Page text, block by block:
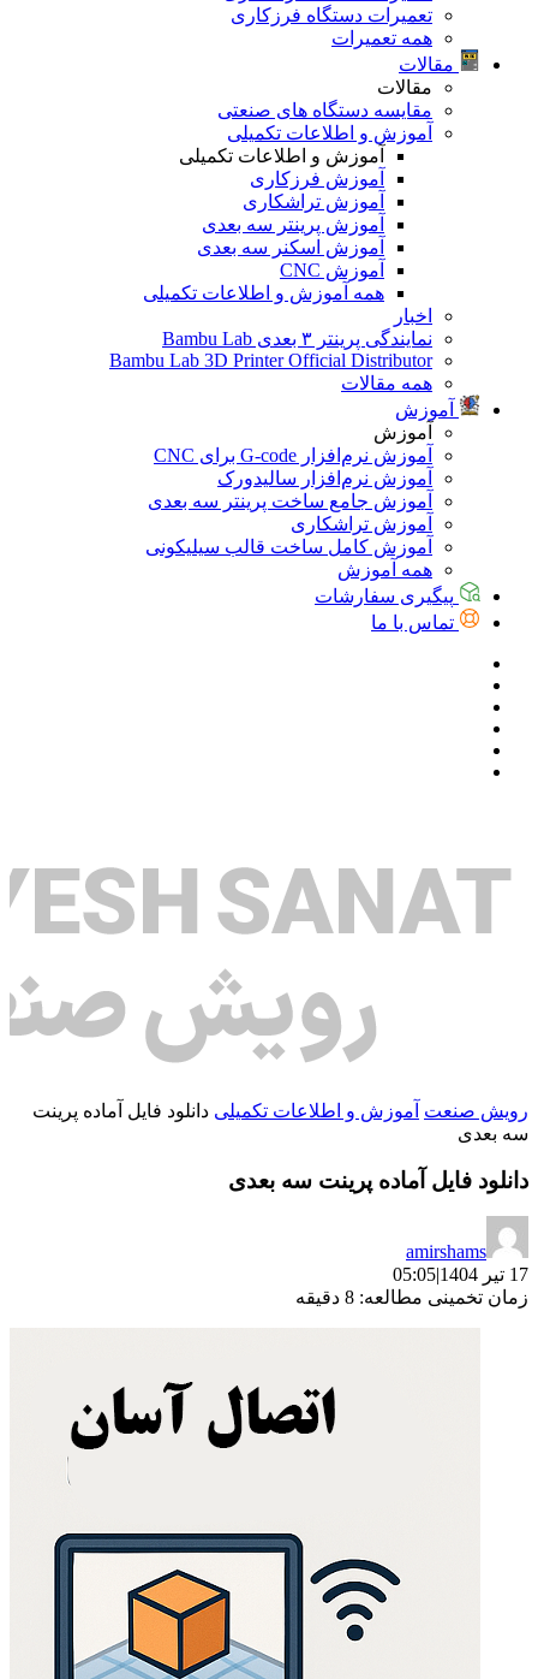
تعمیرات دستگاه فرزکاری
همه تعمیرات
مقالات
مقالات
مقایسه دستگاه های صنعتی
آموزش و اطلاعات تکمیلی
آموزش و اطلاعات تکمیلی
آموزش فرزکاری
آموزش تراشکاری
آموزش پرینتر سه بعدی
آموزش اسکنر سه بعدی
آموزش CNC
همه آموزش و اطلاعات تکمیلی
اخبار
نمایندگی پرینتر ۳ بعدی Bambu Lab
Bambu Lab 3D Printer Official Distributor
همه مقالات
آموزش
آموزش
آموزش نرم‌افزار G-code برای CNC
آموزش نرم‌افزار سالیدورک
آموزش جامع ساخت پرینتر سه بعدی
آموزش تراشکاری
آموزش کامل ساخت قالب سیلیکونی
همه آموزش
پیگیری سفارشات
تماس با ما
رویش صنعت آموزش و اطلاعات تکمیلی دانلود فایل آماده پرینت
سه ‌بعدی
دانلود فایل آماده پرینت سه ‌بعدی
amirshams
17 تیر 1404
|
05:05
زمان تخمینی مطالعه: 8 دقیقه